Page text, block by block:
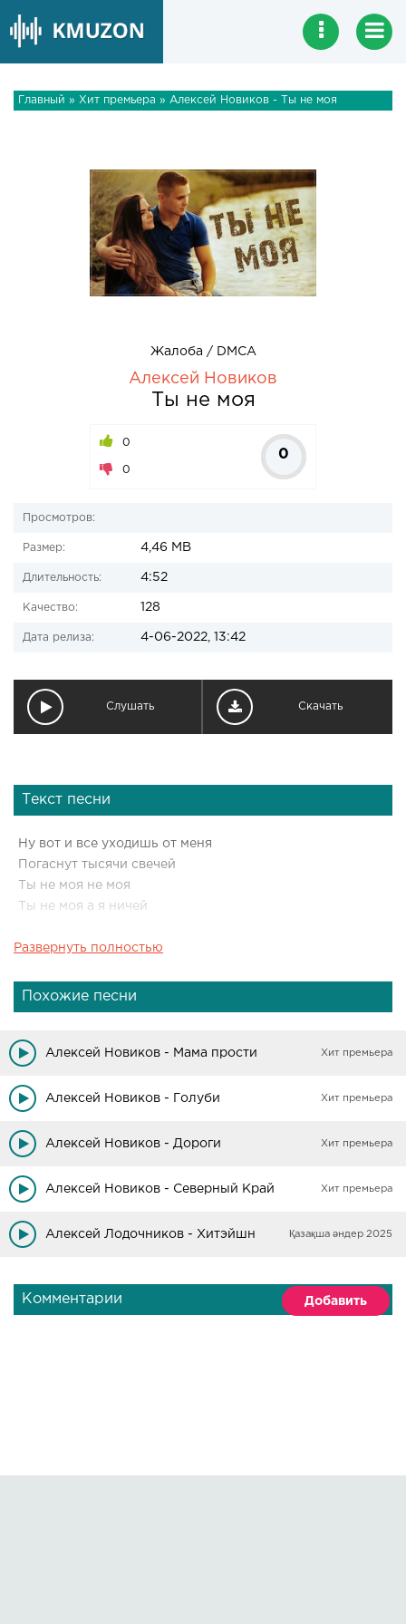
Главный » Хит премьера » Алексей Новиков - Ты не моя
Жалоба / DMCA
Алексей Новиков
Ты не моя
0
0
0
Просмотров:
Размер: 4,46 MB
Длительность: 4:52
Качество: 128
Дата релиза: 4-06-2022, 13:42
Слушать Скачать
Текст песни
Ну вот и все уходишь от меня
Погаснут тысячи свечей
Ты не моя не моя
Ты не моя а я ничей
Того что было не вернешь
А я не думал что уйдешь
Не вспоминая обо мне
Ну вот и все напрасно слезы льют
Я до сих пор тебя люблю
И вижу я тебя во сне
Развернуть полностью
Похожие песни
Алексей Новиков - Мама прости Хит премьера
Алексей Новиков - Голуби Хит премьера
Алексей Новиков - Дороги Хит премьера
Алексей Новиков - Северный Край Хит премьера
Алексей Лодочников - Хитэйшн Қазақша әндер 2025
Комментарии Добавить